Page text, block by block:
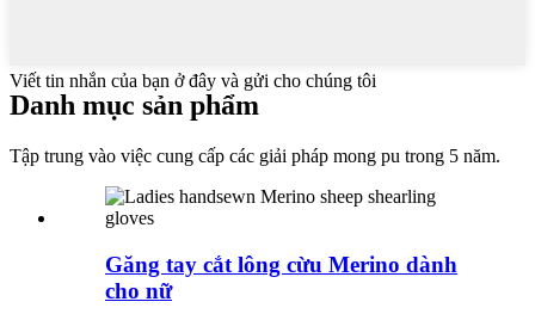
Viết tin nhắn của bạn ở đây và gửi cho chúng tôi
Danh mục sản phẩm
Tập trung vào việc cung cấp các giải pháp mong pu trong 5 năm.
Găng tay cắt lông cừu Merino dành
cho nữ